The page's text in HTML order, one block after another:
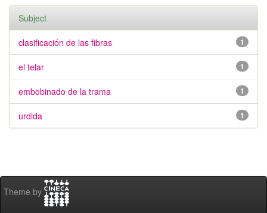
Subject
1
clasificación de las fibras
1
el telar
1
embobinado de la trama
1
urdida
Theme by